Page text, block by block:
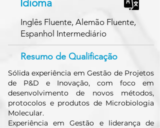
Idioma
Inglês Fluente, Alemão Fluente,
Espanhol Intermediário
Resumo de Qualificação
Sólida experiência em Gestão de Projetos
de P&D e Inovação, com foco em
desenvolvimento de novos métodos,
protocolos e produtos de Microbiologia
Molecular.
Experiência em Gestão e liderança de